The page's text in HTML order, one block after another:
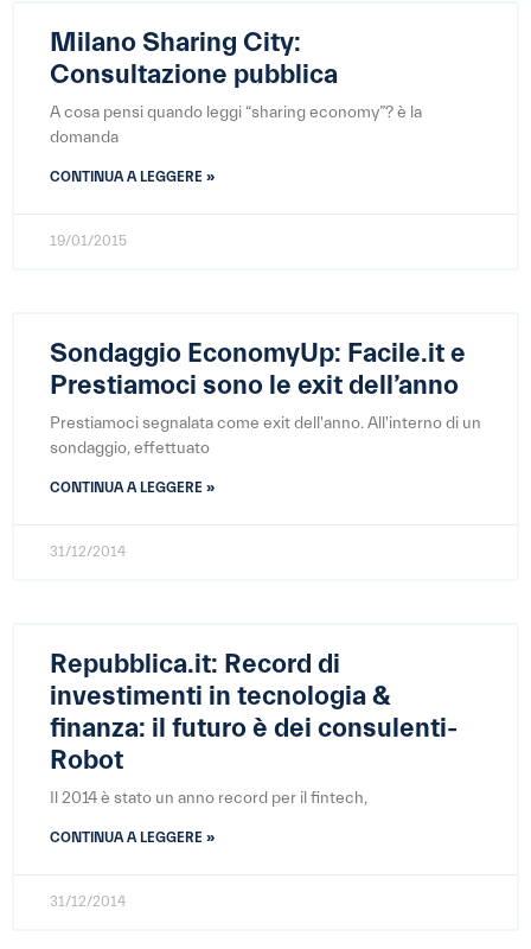
Milano Sharing City:
Consultazione pubblica
A cosa pensi quando leggi “sharing economy”? è la
domanda
CONTINUA A LEGGERE »
19/01/2015
Sondaggio EconomyUp: Facile.it e
Prestiamoci sono le exit dell’anno
Prestiamoci segnalata come exit dell'anno. All'interno di un
sondaggio, effettuato
CONTINUA A LEGGERE »
31/12/2014
Repubblica.it: Record di
investimenti in tecnologia &
finanza: il futuro è dei consulenti-
Robot
Il 2014 è stato un anno record per il fintech,
CONTINUA A LEGGERE »
31/12/2014